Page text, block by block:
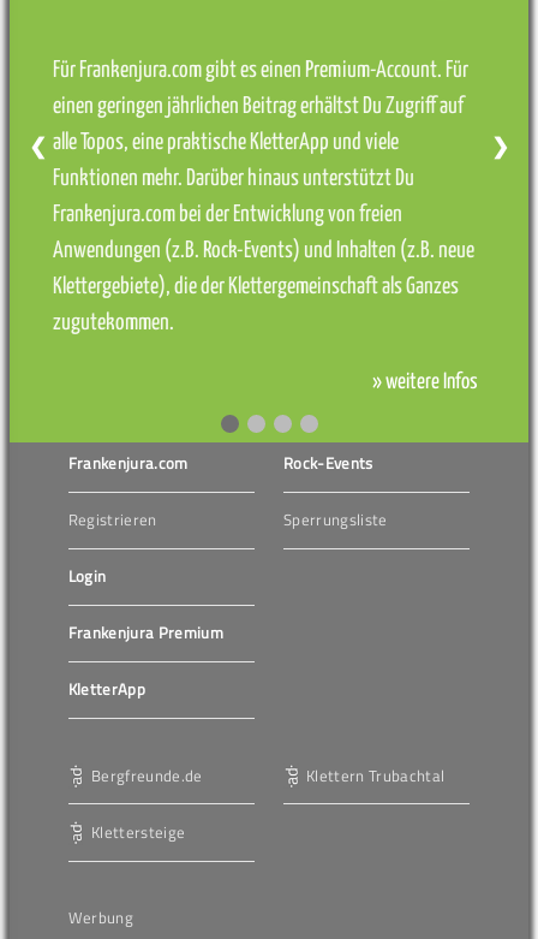
Für Frankenjura.com gibt es einen Premium-Account. Für
einen geringen jährlichen Beitrag erhältst Du Zugriff auf
alle Topos, eine praktische KletterApp und viele
Funktionen mehr. Darüber hinaus unterstützt Du
Frankenjura.com bei der Entwicklung von freien
Anwendungen (z.B. Rock-Events) und Inhalten (z.B. neue
Klettergebiete), die der Klettergemeinschaft als Ganzes
zugutekommen.
» weitere Infos
❮ ❯
Frankenjura.com
Registrieren
Login
Frankenjura Premium
KletterApp
Rock-Events
Sperrungsliste
Bergfreunde.de
Klettersteige
Klettern Trubachtal
Werbung